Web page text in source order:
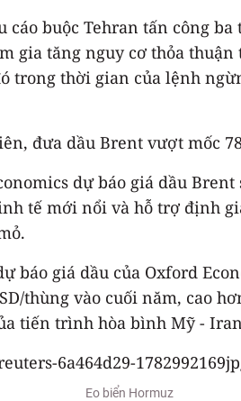
buộc Tehran tấn công
tăng nguy cơ thỏa
thời gian của lệnh
đưa dầu Brent vượt mốc
dự báo giá dầu Brent
tế mới nổi và hỗ trợ định
báo giá dầu của Oxford
thùng vào cuối năm, cao
tiến trình hòa bình Mỹ -
Eo biển Hormuz